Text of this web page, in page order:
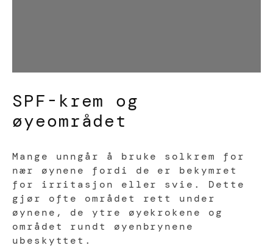
SPF-krem og
øyeområdet
Mange unngår å bruke solkrem for
nær øynene fordi de er bekymret
for irritasjon eller svie. Dette
gjør ofte området rett under
øynene, de ytre øyekrokene og
området rundt øyenbrynene
ubeskyttet.